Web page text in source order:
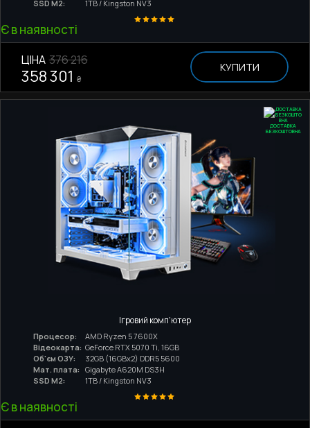
SSD M2: 1TB / Kingston NV3
Є в наявності
ЦІНА 376 216
358 301 ₴
КУПИТИ
ДОСТАВКА
БЕЗКОШТОВНА
Ігровий комп'ютер
Процесор:
AMD Ryzen 5 7600X
Відеокарта: GeForce RTX 5070 Ti, 16GB
Об'єм ОЗУ:
32GB (16GBx2) DDR5 5600
Мат. плата:
Gigabyte A620M DS3H
SSD M2:
1TB / Kingston NV3
Є в наявності